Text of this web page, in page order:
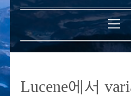
기
기
본
메
뉴
Lucene에서